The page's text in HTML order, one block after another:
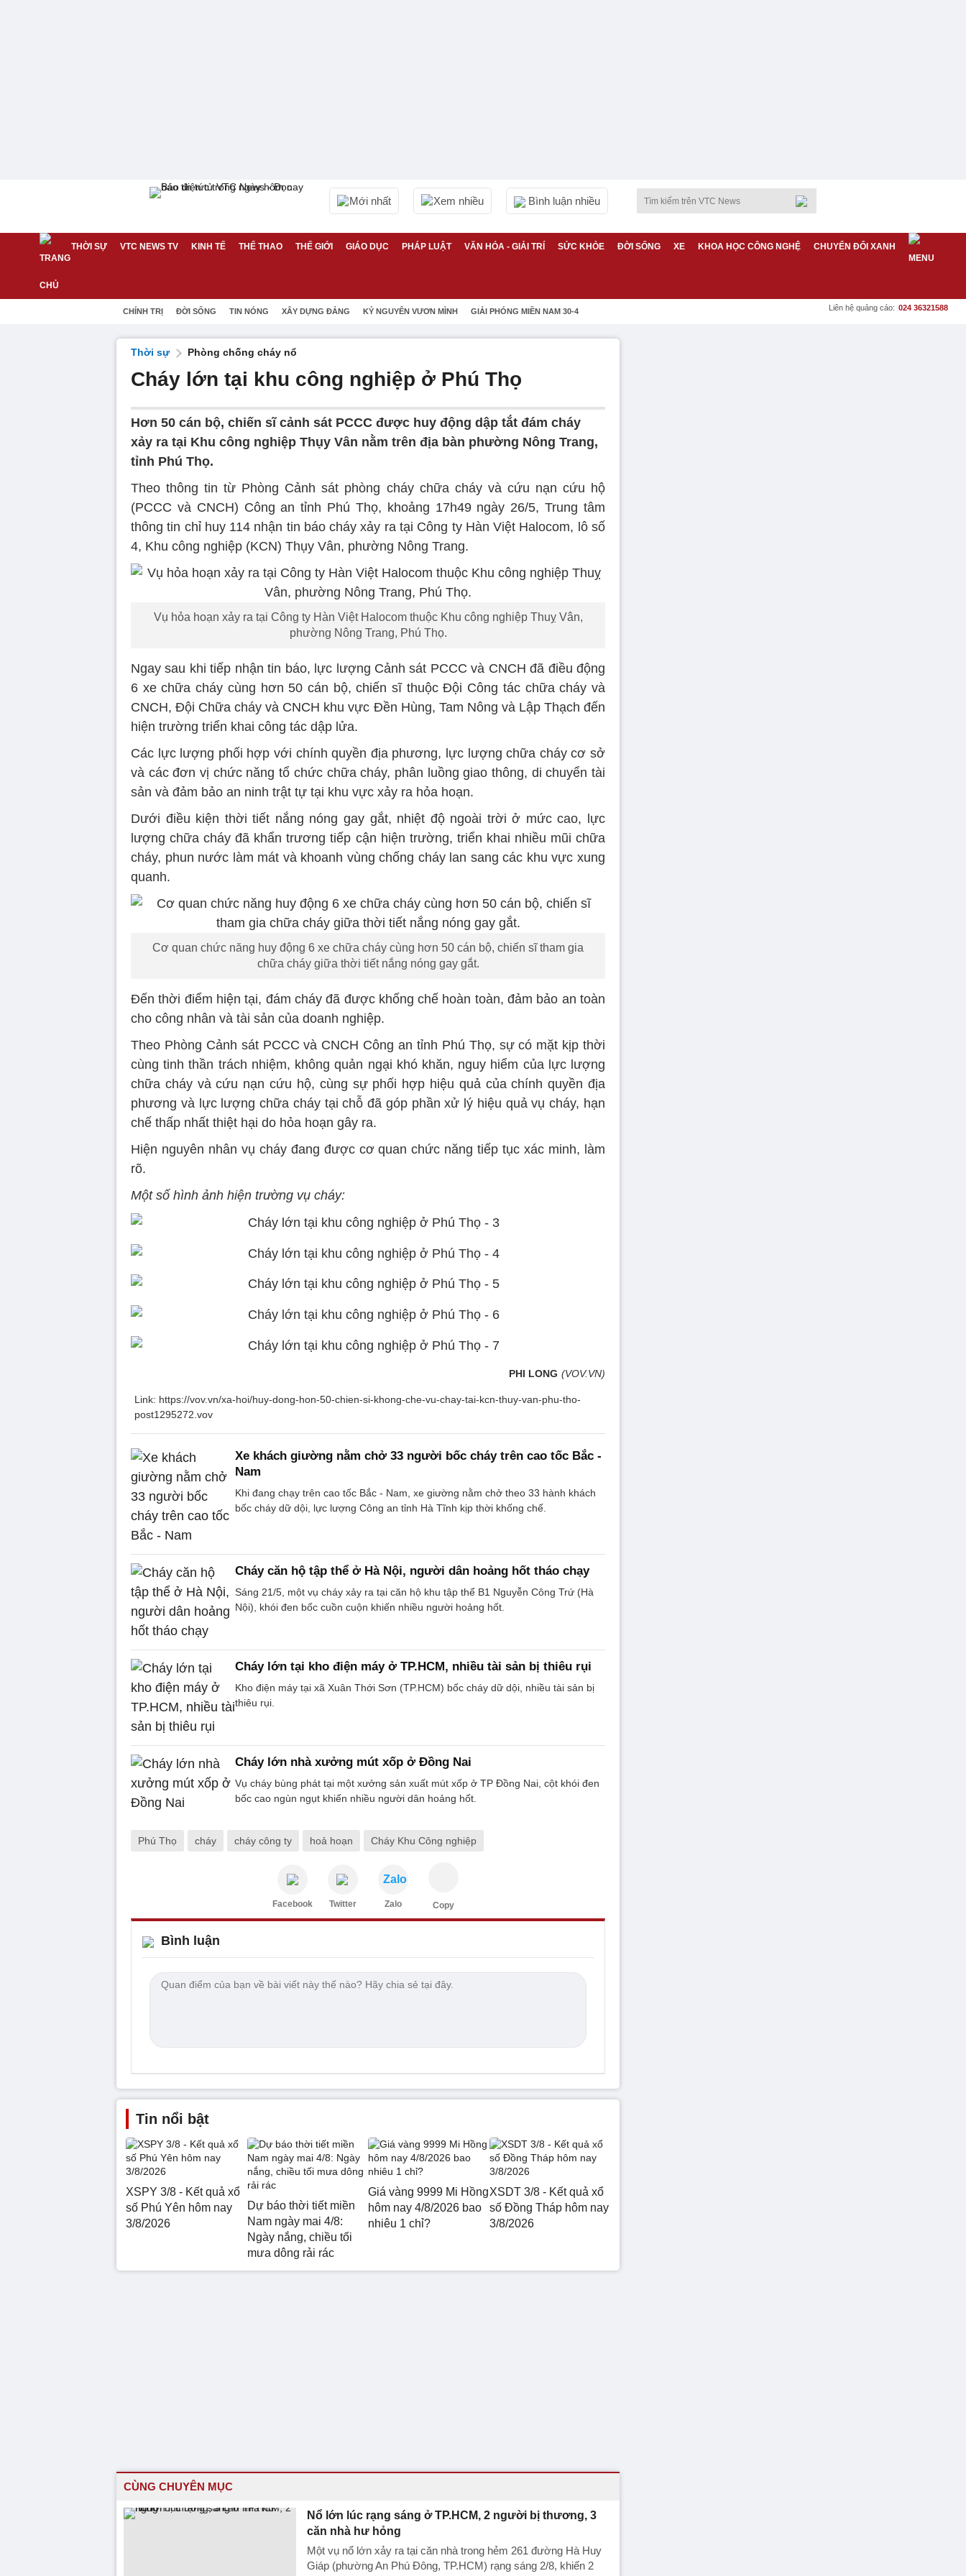
Mới nhất Xem nhiều Bình luận nhiều
THỜI SỰ VTC NEWS TV KINH TẾ THỂ THAO THẾ GIỚI GIÁO DỤC PHÁP LUẬT VĂN HÓA - GIẢI TRÍ SỨC KHỎE ĐỜI SỐNG XE KHOA HỌC CÔNG NGHỆ CHUYỂN ĐỔI XANH
CHÍNH TRỊ ĐỜI SỐNG TIN NÓNG XÂY DỰNG ĐẢNG KỶ NGUYÊN VƯƠN MÌNH GIẢI PHÓNG MIỀN NAM 30-4 Liên hệ quảng cáo: 024 36321588
Thời sự Phòng chống cháy nổ
Cháy lớn tại khu công nghiệp ở Phú Thọ
Hơn 50 cán bộ, chiến sĩ cảnh sát PCCC được huy động dập tắt đám cháy
xảy ra tại Khu công nghiệp Thụy Vân nằm trên địa bàn phường Nông Trang,
tỉnh Phú Thọ.
Theo thông tin từ Phòng Cảnh sát phòng cháy chữa cháy và cứu nạn cứu hộ
(PCCC và CNCH) Công an tỉnh Phú Thọ, khoảng 17h49 ngày 26/5, Trung tâm
thông tin chỉ huy 114 nhận tin báo cháy xảy ra tại Công ty Hàn Việt Halocom, lô số
4, Khu công nghiệp (KCN) Thụy Vân, phường Nông Trang.
Vụ hỏa hoạn xảy ra tại Công ty Hàn Việt Halocom thuộc Khu công nghiệp Thuỵ Vân,
phường Nông Trang, Phú Thọ.
Ngay sau khi tiếp nhận tin báo, lực lượng Cảnh sát PCCC và CNCH đã điều động
6 xe chữa cháy cùng hơn 50 cán bộ, chiến sĩ thuộc Đội Công tác chữa cháy và
CNCH, Đội Chữa cháy và CNCH khu vực Đền Hùng, Tam Nông và Lập Thạch đến
hiện trường triển khai công tác dập lửa.
Các lực lượng phối hợp với chính quyền địa phương, lực lượng chữa cháy cơ sở
và các đơn vị chức năng tổ chức chữa cháy, phân luồng giao thông, di chuyển tài
sản và đảm bảo an ninh trật tự tại khu vực xảy ra hỏa hoạn.
Dưới điều kiện thời tiết nắng nóng gay gắt, nhiệt độ ngoài trời ở mức cao, lực
lượng chữa cháy đã khẩn trương tiếp cận hiện trường, triển khai nhiều mũi chữa
cháy, phun nước làm mát và khoanh vùng chống cháy lan sang các khu vực xung
quanh.
Cơ quan chức năng huy động 6 xe chữa cháy cùng hơn 50 cán bộ, chiến sĩ tham gia
chữa cháy giữa thời tiết nắng nóng gay gắt.
Đến thời điểm hiện tại, đám cháy đã được khống chế hoàn toàn, đảm bảo an toàn
cho công nhân và tài sản của doanh nghiệp.
Theo Phòng Cảnh sát PCCC và CNCH Công an tỉnh Phú Thọ, sự có mặt kịp thời
cùng tinh thần trách nhiệm, không quản ngại khó khăn, nguy hiểm của lực lượng
chữa cháy và cứu nạn cứu hộ, cùng sự phối hợp hiệu quả của chính quyền địa
phương và lực lượng chữa cháy tại chỗ đã góp phần xử lý hiệu quả vụ cháy, hạn
chế thấp nhất thiệt hại do hỏa hoạn gây ra.
Hiện nguyên nhân vụ cháy đang được cơ quan chức năng tiếp tục xác minh, làm
rõ.
Một số hình ảnh hiện trường vụ cháy:
PHI LONG (VOV.VN)
Link: https://vov.vn/xa-hoi/huy-dong-hon-50-chien-si-khong-che-vu-chay-tai-kcn-thuy-van-phu-tho-
post1295272.vov
Xe khách giường nằm chở 33 người bốc cháy trên cao tốc Bắc -
Nam
Khi đang chạy trên cao tốc Bắc - Nam, xe giường nằm chở theo 33 hành khách
bốc cháy dữ dội, lực lượng Công an tỉnh Hà Tĩnh kịp thời khống chế.
Cháy căn hộ tập thể ở Hà Nội, người dân hoảng hốt tháo chạy
Sáng 21/5, một vụ cháy xảy ra tại căn hộ khu tập thể B1 Nguyễn Công Trứ (Hà
Nội), khói đen bốc cuồn cuộn khiến nhiều người hoảng hốt.
Cháy lớn tại kho điện máy ở TP.HCM, nhiều tài sản bị thiêu rụi
Kho điện máy tại xã Xuân Thới Sơn (TP.HCM) bốc cháy dữ dội, nhiều tài sản bị
thiêu rụi.
Cháy lớn nhà xưởng mút xốp ở Đồng Nai
Vụ cháy bùng phát tại một xưởng sản xuất mút xốp ở TP Đồng Nai, cột khói đen
bốc cao ngùn ngụt khiến nhiều người dân hoảng hốt.
Phú Thọ cháy cháy công ty hoả hoạn Cháy Khu Công nghiệp
Facebook Twitter
Zalo
Zalo Copy
Bình luận
Tin nổi bật
XSPY 3/8 - Kết quả xổ
số Phú Yên hôm nay
3/8/2026
Dự báo thời tiết miền
Nam ngày mai 4/8:
Ngày nắng, chiều tối
mưa dông rải rác
Giá vàng 9999 Mi Hồng
hôm nay 4/8/2026 bao
nhiêu 1 chỉ?
XSDT 3/8 - Kết quả xổ
số Đồng Tháp hôm nay
3/8/2026
CÙNG CHUYÊN MỤC
Nổ lớn lúc rạng sáng ở TP.HCM, 2 người bị thương, 3
căn nhà hư hỏng
Một vụ nổ lớn xảy ra tại căn nhà trong hẻm 261 đường Hà Huy
Giáp (phường An Phú Đông, TP.HCM) rạng sáng 2/8, khiến 2